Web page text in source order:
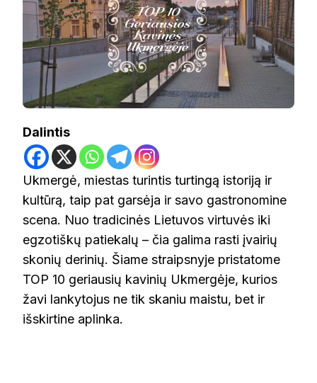
KUR
MĖGAUTIS
PUIKIU
MAISTU
IR
JAUKIA
Dalintis
Ukmergė, miestas turintis turtingą istoriją ir
kultūrą, taip pat garsėja ir savo gastronomine
scena. Nuo tradicinės Lietuvos virtuvės iki
egzotiškų patiekalų – čia galima rasti įvairių
skonių derinių. Šiame straipsnyje pristatome
TOP 10 geriausių kavinių Ukmergėje, kurios
žavi lankytojus ne tik skaniu maistu, bet ir
išskirtine aplinka.